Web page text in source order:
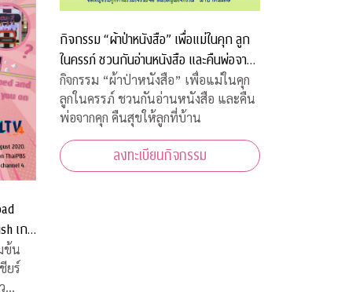
เกม
ท่าน
ข้น
กิจกรรม “ผ้าป่าหนังสือ” เพื่อแม่ในคุก ลูก
ในครรภ์ ชวนกันอ่านหนังสือ และคืนพ่อจาก
คุก คืนสุขให้ลูกที่บ้าน
กิจกรรม “ผ้าป่าหนังสือ” เพื่อแม่ในคุก
ลูกในครรภ์ ชวนกันอ่านหนังสือ และคืน
พ่อจากคุก คืนสุขให้ลูกที่บ้าน
ลงทะเบียนกิจกรรม